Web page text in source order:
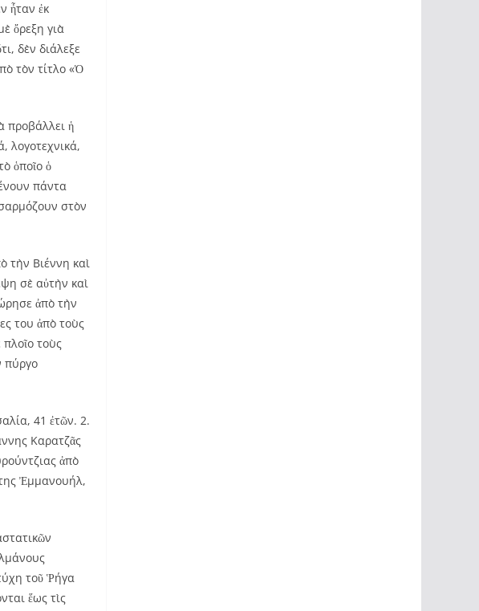
ἦταν ἐκ
ὄρεξη γιὰ
δὲν διάλεξε
τὸν τίτλο «Ὁ
προβάλλει ἡ
λογοτεχνικά,
ὁποῖο ὁ
πάντα
στὸν
τὴν Βιέννη καὶ
σὲ αὐτὴν καὶ
ἀπὸ τὴν
του ἀπὸ τοὺς
τοὺς
πύργο
41 ἐτῶν. 2.
Καρατζᾶς
ἀπὸ
Ἐμμανουήλ,
τοῦ Ῥήγα
ἕως τὶς